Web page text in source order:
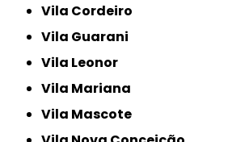
Vila Cordeiro
Vila Guarani
Vila Leonor
Vila Mariana
Vila Mascote